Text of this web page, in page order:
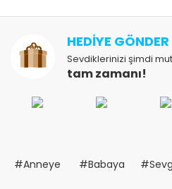
HEDİYE GÖNDER
Sevdiklerinizi şimdi
tam zamanı!
#Anneye #Babaya